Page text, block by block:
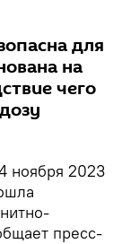
для
на
чего
ноября 2023
пресс-